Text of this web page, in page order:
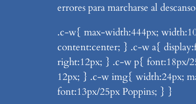
errores para marcharse al
.c-w{ max-width:444px;
content:center; } .c-w a{
right:12px; } .c-w p{ font:18px/
12px; } .c-w img{ width:24px;
font:13px/25px Poppins; } }